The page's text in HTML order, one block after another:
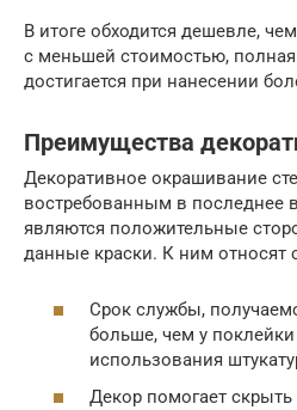
В итоге обходится дешевле,
с меньшей стоимостью, полная
достигается при нанесении
Преимущества
Декоративное окрашивание
востребованным в последнее
являются положительные
данные краски. К ним относят
Срок службы,
больше, чем у
использования
Декор помогает